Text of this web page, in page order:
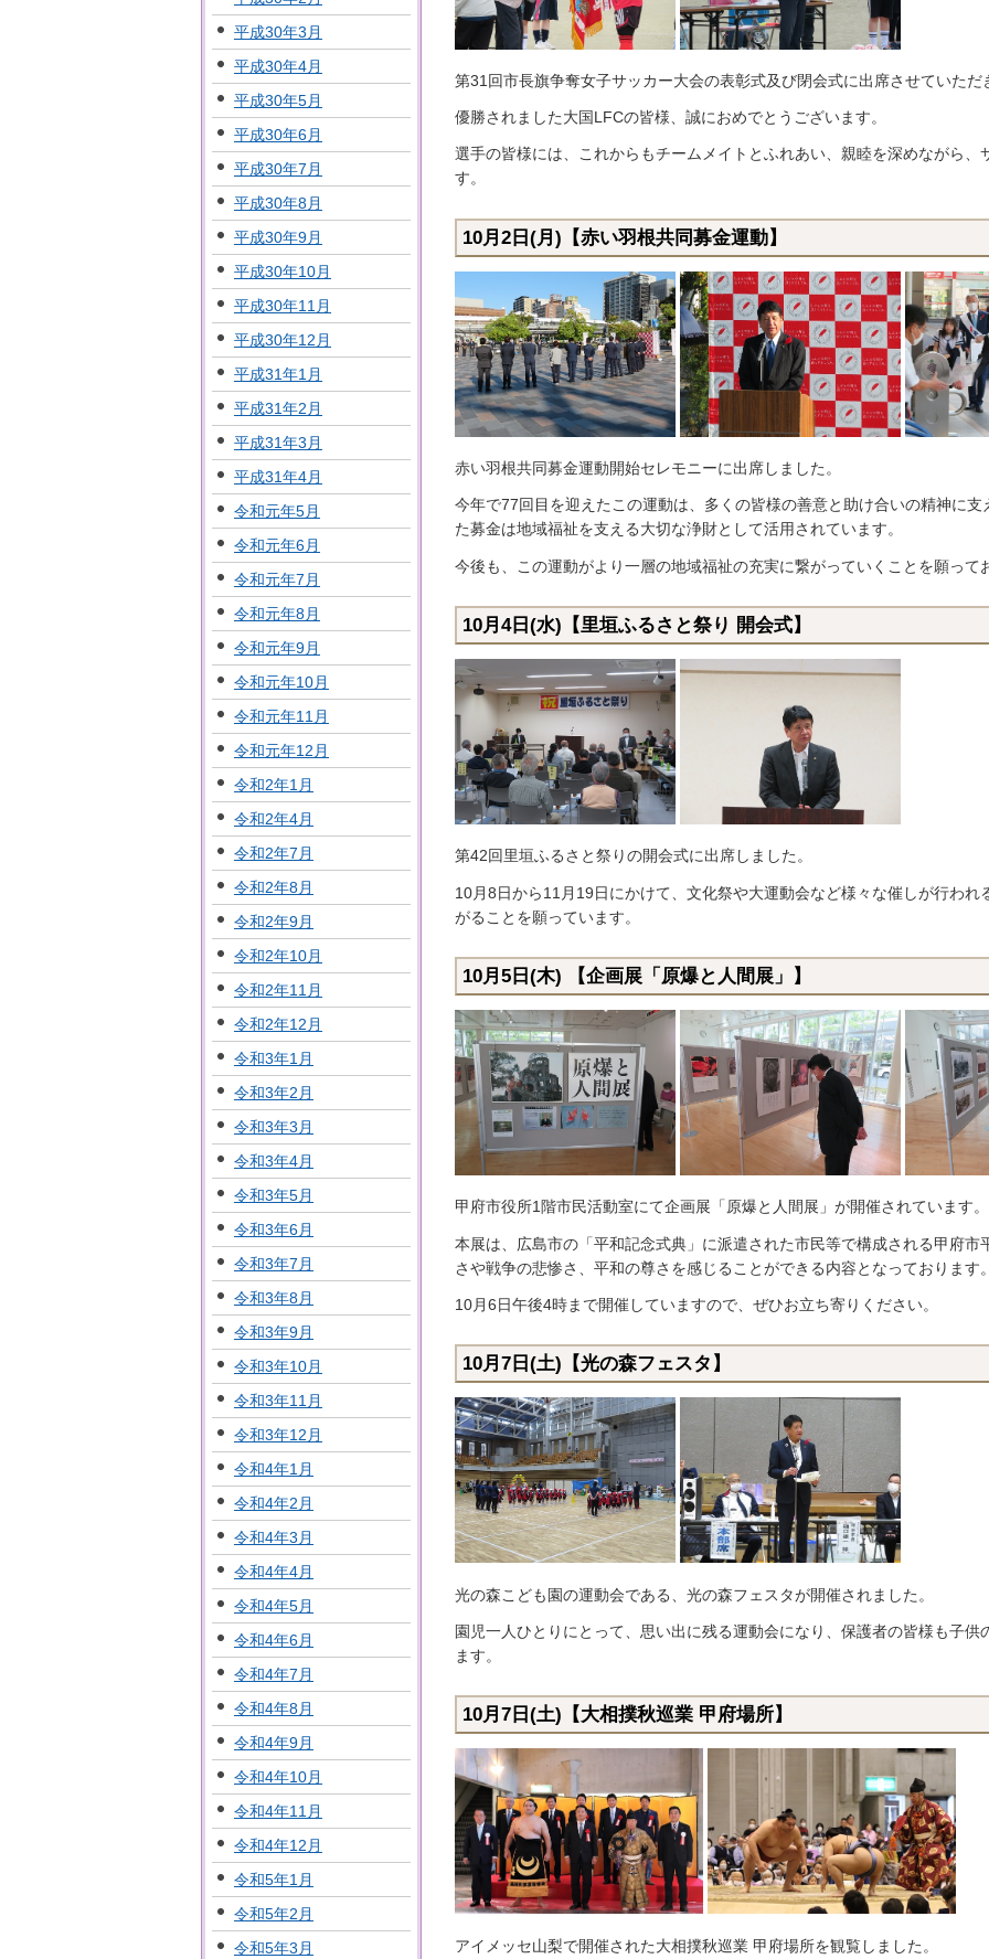
平成30年3月
平成30年4月
平成30年5月
平成30年6月
平成30年7月
平成30年8月
平成30年9月
平成30年10月
平成30年11月
平成30年12月
平成31年1月
平成31年2月
平成31年3月
平成31年4月
令和元年5月
令和元年6月
令和元年7月
令和元年8月
令和元年9月
令和元年10月
令和元年11月
令和元年12月
令和2年1月
令和2年4月
令和2年7月
令和2年8月
令和2年9月
令和2年10月
令和2年11月
令和2年12月
令和3年1月
令和3年2月
令和3年3月
令和3年4月
令和3年5月
令和3年6月
令和3年7月
令和3年8月
令和3年9月
令和3年10月
令和3年11月
令和3年12月
令和4年1月
令和4年2月
令和4年3月
令和4年4月
令和4年5月
令和4年6月
令和4年7月
令和4年8月
令和4年9月
令和4年10月
令和4年11月
令和4年12月
令和5年1月
令和5年2月
令和5年3月
第31回市長旗争奪女子サッカー大会の表彰式及び閉会式に出席させていただ
優勝されました大国LFCの皆様、誠におめでとうございます。
選手の皆様には、これからもチームメイトとふれあい、親睦を深めながら、
す。
10月2日(月)【赤い羽根共同募金運動】
赤い羽根共同募金運動開始セレモニーに出席しました。
今年で77回目を迎えたこの運動は、多くの皆様の善意と助け合いの精神に
た募金は地域福祉を支える大切な浄財として活用されています。
今後も、この運動がより一層の地域福祉の充実に繋がっていくことを願って
10月4日(水)【里垣ふるさと祭り 開会式】
第42回里垣ふるさと祭りの開会式に出席しました。
10月8日から11月19日にかけて、文化祭や大運動会など様々な催しが行わ
がることを願っています。
10月5日(木) 【企画展「原爆と人間展」】
甲府市役所1階市民活動室にて企画展「原爆と人間展」が開催されています。
本展は、広島市の「平和記念式典」に派遣された市民等で構成される甲府市
さや戦争の悲惨さ、平和の尊さを感じることができる内容となっております。
10月6日午後4時まで開催していますので、ぜひお立ち寄りください。
10月7日(土)【光の森フェスタ】
光の森こども園の運動会である、光の森フェスタが開催されました。
園児一人ひとりにとって、思い出に残る運動会になり、保護者の皆様も子
ます。
10月7日(土)【大相撲秋巡業 甲府場所】
アイメッセ山梨で開催された大相撲秋巡業 甲府場所を観覧しました。